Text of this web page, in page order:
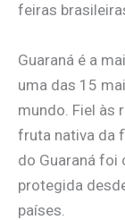
feiras
Guaraná é a
uma das 15
mundo. Fiel às
fruta nativa da
do Guaraná foi
protegida
países.